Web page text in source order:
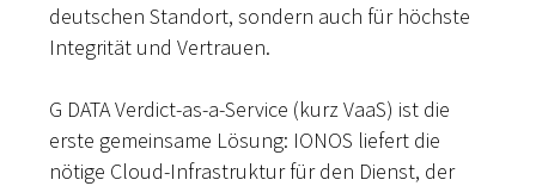
deutschen Standort, sondern auch für höchste
Integrität und Vertrauen.
G DATA Verdict-as-a-Service (kurz VaaS) ist die
erste gemeinsame Lösung: IONOS liefert die
nötige Cloud-Infrastruktur für den Dienst, der